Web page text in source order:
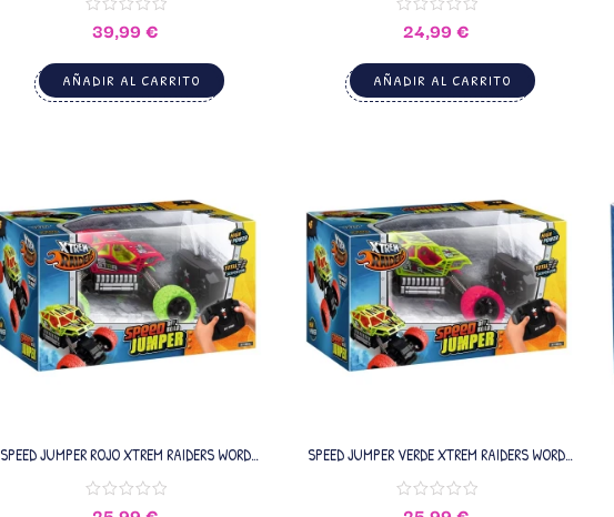
39,99 €
AÑADIR AL CARRITO
24,99 €
AÑADIR AL CARRITO
SPEED JUMPER ROJO XTREM RAIDERS WORD
SPEED JUMPER VERDE XTREM RAIDERS WORD